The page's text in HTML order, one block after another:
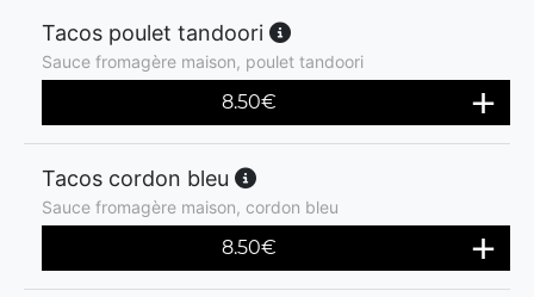
Tacos poulet tandoori
Sauce fromagère maison, poulet tandoori
8.50€
Tacos cordon bleu
Sauce fromagère maison, cordon bleu
8.50€